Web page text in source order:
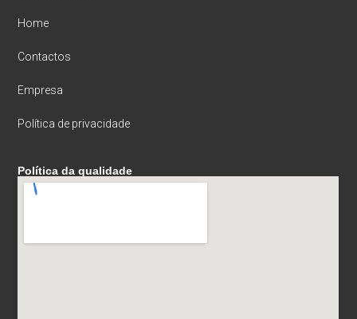
Home
Contactos
Empresa
Política de privacidade
Política da qualidade